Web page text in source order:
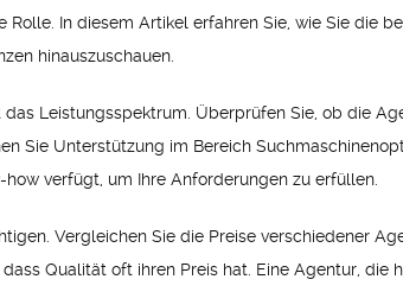
In diesem Artikel erfahren Sie, wie Sie die
hinauszuschauen.
Leistungsspektrum. Überprüfen Sie, ob die
Sie Unterstützung im Bereich
verfügt, um Ihre Anforderungen zu erfüllen.
Vergleichen Sie die Preise verschiedener
Qualität oft ihren Preis hat. Eine Agentur, die